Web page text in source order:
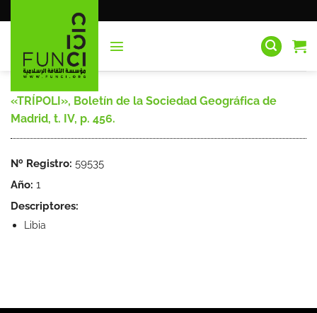
al
«TRÍPOLI», Boletín de la Sociedad Geográfica de
Madrid, t. IV, p. 456.
Nº Registro: 59535
Año: 1
Descriptores:
Libia